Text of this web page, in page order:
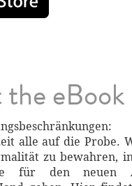
eBook
alle auf die Probe.
zu bewahren,
für den neuen